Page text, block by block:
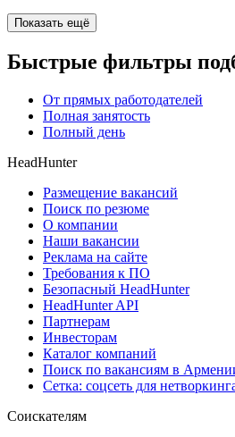
Показать ещё
Быстрые фильтры
От прямых работодателей
Полная занятость
Полный день
HeadHunter
Размещение вакансий
Поиск по резюме
О компании
Наши вакансии
Реклама на сайте
Требования к ПО
Безопасный HeadHunter
HeadHunter API
Партнерам
Инвесторам
Каталог компаний
Поиск по вакансиям в
Сетка: соцсеть для
Соискателям